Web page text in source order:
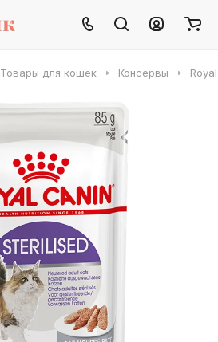
Товары для кошек Консервы